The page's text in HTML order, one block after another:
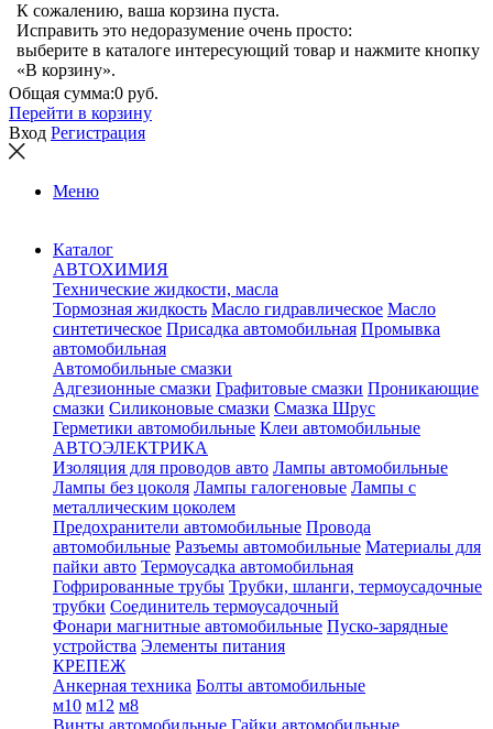
К сожалению, ваша корзина пуста.
Исправить это недоразумение очень просто:
выберите в каталоге интересующий товар и нажмите кнопку
«В корзину».
Общая сумма:0 руб.
Перейти в корзину
Вход Регистрация
Меню
Каталог
АВТОХИМИЯ
Технические жидкости, масла
Тормозная жидкость Масло гидравлическое Масло
синтетическое Присадка автомобильная Промывка
автомобильная
Автомобильные смазки
Адгезионные смазки Графитовые смазки Проникающие
смазки Силиконовые смазки Смазка Шрус
Герметики автомобильные Клеи автомобильные
АВТОЭЛЕКТРИКА
Изоляция для проводов авто Лампы автомобильные
Лампы без цоколя Лампы галогеновые Лампы с
металлическим цоколем
Предохранители автомобильные Провода
автомобильные Разъемы автомобильные Материалы для
пайки авто Термоусадка автомобильная
Гофрированные трубы Трубки, шланги, термоусадочные
трубки Соединитель термоусадочный
Фонари магнитные автомобильные Пуско-зарядные
устройства Элементы питания
КРЕПЕЖ
Анкерная техника Болты автомобильные
м10 м12 м8
Винты автомобильные Гайки автомобильные